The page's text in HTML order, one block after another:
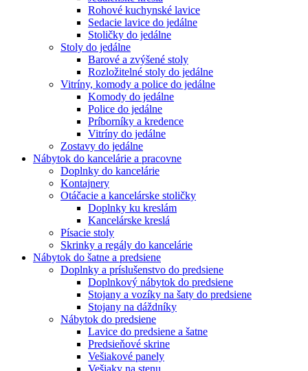
Rohové kuchynské lavice
Sedacie lavice do jedálne
Stoličky do jedálne
Stoly do jedálne
Barové a zvýšené stoly
Rozložitelné stoly do jedálne
Vitríny, komody a police do jedálne
Komody do jedálne
Police do jedálne
Príborníky a kredence
Vitríny do jedálne
Zostavy do jedálne
Nábytok do kancelárie a pracovne
Doplnky do kancelárie
Kontajnery
Otáčacie a kancelárske stoličky
Doplnky ku kreslám
Kancelárske kreslá
Písacie stoly
Skrinky a regály do kancelárie
Nábytok do šatne a predsiene
Doplnky a príslušenstvo do predsiene
Doplnkový nábytok do predsiene
Stojany a vozíky na šaty do predsiene
Stojany na dáždníky
Nábytok do predsiene
Lavice do predsiene a šatne
Predsieňové skrine
Vešiakové panely
Vešiaky na stenu